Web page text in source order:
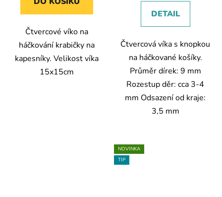
Čtvercové víko na
háčkování krabičky na
kapesníky. Velikost víka
15x15cm
DETAIL
Čtvercová víka s knopkou
na háčkované košíky.
Průměr dírek: 9 mm
Rozestup děr: cca 3-4
mm Odsazení od kraje:
3,5 mm
NOVINKA
TIP